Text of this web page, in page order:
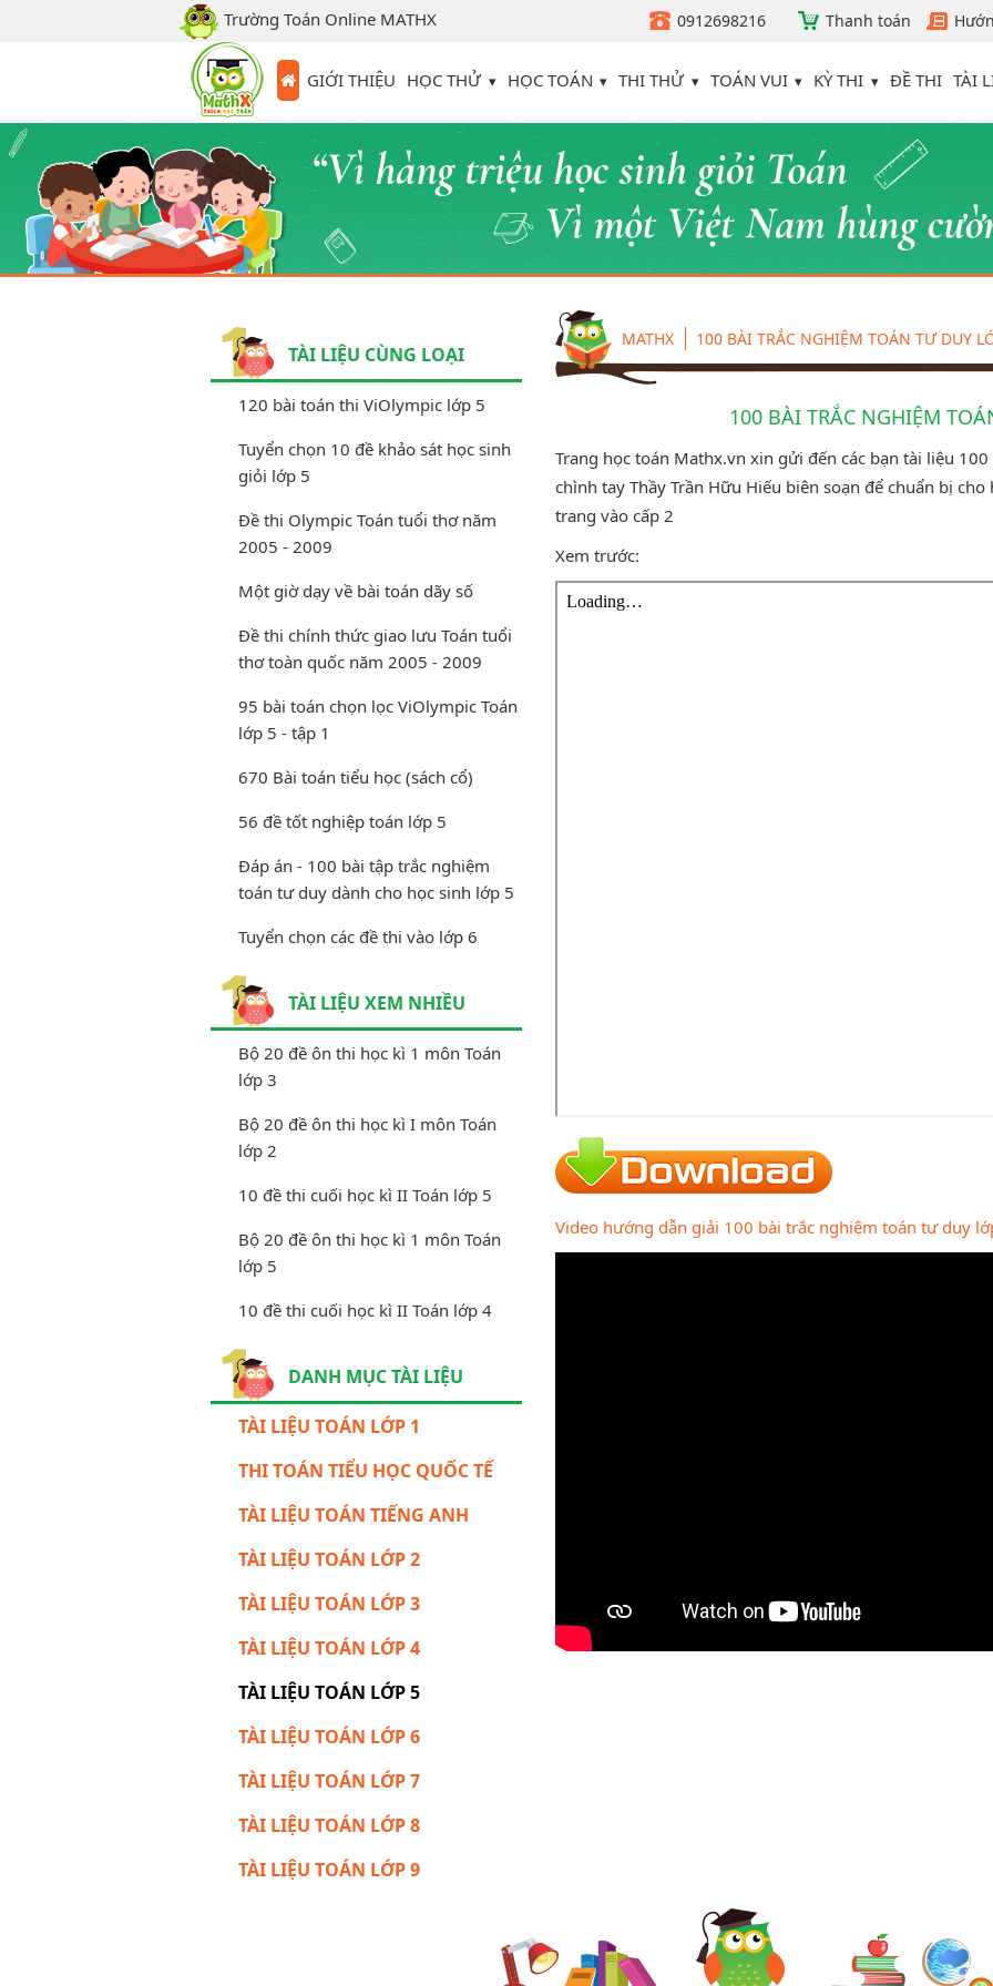
Trường Toán Online MATHX 0912698216 Thanh toán
GIỚI THIỆU HỌC THỬ HỌC TOÁN THI THỬ TOÁN VUI KỲ THI ĐỀ THI TÀI
TÀI LIỆU CÙNG LOẠI
120 bài toán thi ViOlympic lớp 5
Tuyển chọn 10 đề khảo sát học sinh
giỏi lớp 5
Đề thi Olympic Toán tuổi thơ năm
2005 - 2009
Một giờ dạy về bài toán dãy số
Đề thi chính thức giao lưu Toán tuổi
thơ toàn quốc năm 2005 - 2009
95 bài toán chọn lọc ViOlympic Toán
lớp 5 - tập 1
670 Bài toán tiểu học (sách cổ)
56 đề tốt nghiệp toán lớp 5
Đáp án - 100 bài tập trắc nghiệm
toán tư duy dành cho học sinh lớp 5
Tuyển chọn các đề thi vào lớp 6
TÀI LIỆU XEM NHIỀU
Bộ 20 đề ôn thi học kì 1 môn Toán
lớp 3
Bộ 20 đề ôn thi học kì I môn Toán
lớp 2
10 đề thi cuối học kì II Toán lớp 5
Bộ 20 đề ôn thi học kì 1 môn Toán
lớp 5
10 đề thi cuối học kì II Toán lớp 4
DANH MỤC TÀI LIỆU
TÀI LIỆU TOÁN LỚP 1
THI TOÁN TIỂU HỌC QUỐC TẾ
TÀI LIỆU TOÁN TIẾNG ANH
TÀI LIỆU TOÁN LỚP 2
TÀI LIỆU TOÁN LỚP 3
TÀI LIỆU TOÁN LỚP 4
TÀI LIỆU TOÁN LỚP 5
TÀI LIỆU TOÁN LỚP 6
TÀI LIỆU TOÁN LỚP 7
TÀI LIỆU TOÁN LỚP 8
TÀI LIỆU TOÁN LỚP 9
MATHX 100 BÀI TRẮC NGHIỆM TOÁN TƯ DUY
100 BÀI TRẮC NGHIỆM
Trang học toán Mathx.vn xin gửi đến các bạn tài liệu
chình tay Thầy Trần Hữu Hiếu biên soạn để chuẩn bị
trang vào cấp 2
Xem trước:
Video hướng dẫn giải 100 bài trắc nghiệm toán tư duy